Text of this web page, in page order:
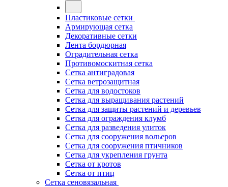
Пластиковые сетки
Армирующая сетка
Декоративные сетки
Лента бордюрная
Оградительная сетка
Противомоскитная сетка
Сетка антиградовая
Сетка ветрозащитная
Сетка для водостоков
Сетка для выращивания растений
Сетка для защиты растений и деревьев
Сетка для ограждения клумб
Сетка для разведения улиток
Сетка для сооружения вольеров
Сетка для сооружения птичников
Сетка для укрепления грунта
Сетка от кротов
Сетка от птиц
Сетка сеновязальная